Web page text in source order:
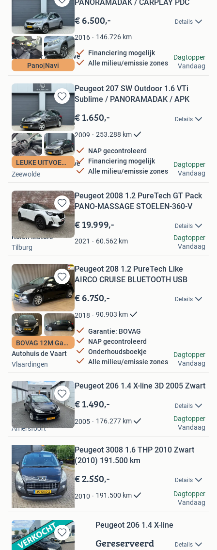
Bewaren
in
Mijn
Favorieten
Pano|Navi
PANORAMADAK / CARPLAY PDC
€ 6.500,- Details
2016 146.726 km
Financiering mogelijk
Alle milieu/emissie zones
Lan Dauer Automotive
Zeewolde
Dagtopper
Vandaag
Bewaren
in
Mijn
Favorieten
LEUKE UITVOERING
Peugeot 207 SW Outdoor 1.6 VTi
Sublime / PANORAMADAK / APK
€ 1.650,- Details
2009 253.288 km
NAP gecontroleerd
Financiering mogelijk
Alle milieu/emissie zones
Lan Dauer Automotive
Zeewolde
Dagtopper
Vandaag
Bewaren
in
Mijn
Favorieten
Peugeot 2008 1.2 PureTech GT Pack
PANO-MASSAGE STOELEN-360-V
€ 19.999,- Details
2021 60.562 km
Kolen Motors
Tilburg
Dagtopper
Vandaag
Bewaren
Mijn
Favorieten
BOVAG 12M Garantie
Peugeot 208 1.2 PureTech Like
AIRCO CRUISE BLUETOOTH USB
€ 6.750,- Details
2018 90.903 km
Garantie: BOVAG
NAP gecontroleerd
Onderhoudsboekje
Alle milieu/emissie zones
Autohuis de Vaart
Vlaardingen
Dagtopper
Vandaag
Bewaren
in
Mijn
Favorieten
Peugeot 206 1.4 X-line 3D 2005 Zwart
€ 1.490,- Details
2005 176.277 km
TRK Auto's
Amersfoort
Dagtopper
Vandaag
Bewaren
Mijn
Favorieten
Peugeot 3008 1.6 THP 2010 Zwart
(2010) 191.500 km
€ 2.550,- Details
2010 191.500 km
Ray DiBis
Lelystad
Dagtopper
Vandaag
Bewaren
Peugeot 206 1.4 X-line
Gereserveerd Details